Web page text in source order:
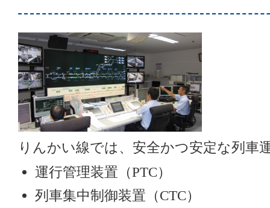
りんかい線では、安全かつ安定な列車
運行管理装置（PTC）
列車集中制御装置（CTC）